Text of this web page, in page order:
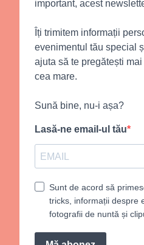
important, acest
Îți trimitem informații
evenimentul tău special
ajuta să te pregătești
cea mare.
Sună bine, nu-i așa?
Lasă-ne email-ul tău
Sunt de acord să
tricks, informații despre
fotografii de nuntă și